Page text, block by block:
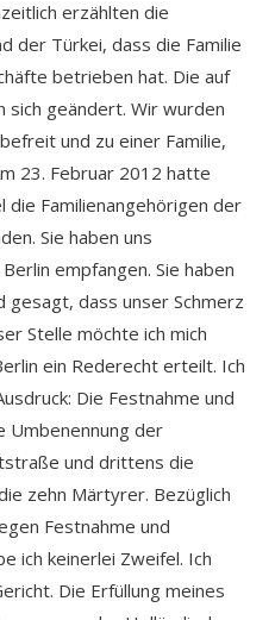
erzählten die
der Türkei, dass die Familie
betrieben hat. Die auf
sich geändert. Wir wurden
und zu einer Familie,
23. Februar 2012 hatte
die Familienangehörigen der
Sie haben uns
empfangen. Sie haben
gesagt, dass unser Schmerz
Stelle möchte ich mich
ein Rederecht erteilt. Ich
Die Festnahme und
Umbenennung der
und drittens die
zehn Märtyrer. Bezüglich
Festnahme und
ich keinerlei Zweifel. Ich
Die Erfüllung meines